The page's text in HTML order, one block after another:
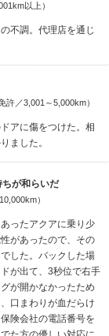
以上）
不調。代理店を通じ
許／3,001～5,000km）
アに傷をつけた。相
ました。
が和らいだ
）
ったアクアに乗り少
があったので、その
した。バックした場
が出て、3秒位で右手
が開かなかったため
口まわりが血だらけ
険会社の電話番号を